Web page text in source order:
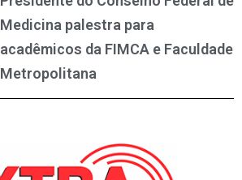
Medicina palestra para
acadêmicos da FIMCA e Faculdade
Metropolitana